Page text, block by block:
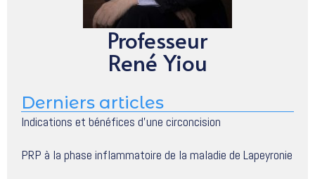
Professeur
René Yiou
Derniers articles
Indications et bénéfices d’une circoncision
PRP à la phase inflammatoire de la maladie de Lapeyronie